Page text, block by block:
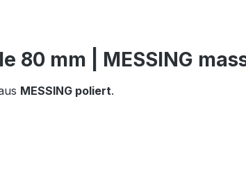
mm | MESSING
MESSING poliert.